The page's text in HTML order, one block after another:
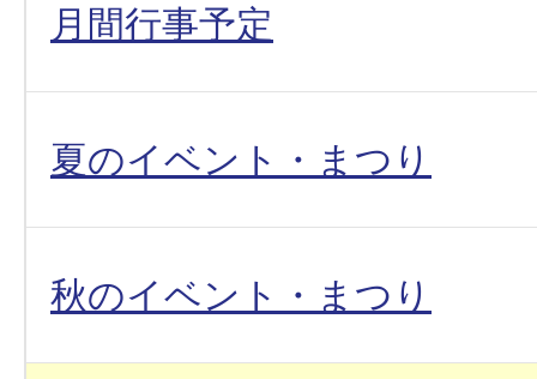
月間行事予定
夏のイベント・まつり
秋のイベント・まつり